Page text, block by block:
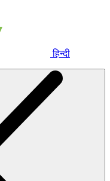
हिन्दी